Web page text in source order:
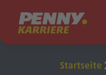
Zum Inhalt springen
Startseite